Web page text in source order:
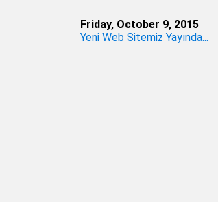
Friday, October 9, 2015
Yeni Web Sitemiz Yayında...